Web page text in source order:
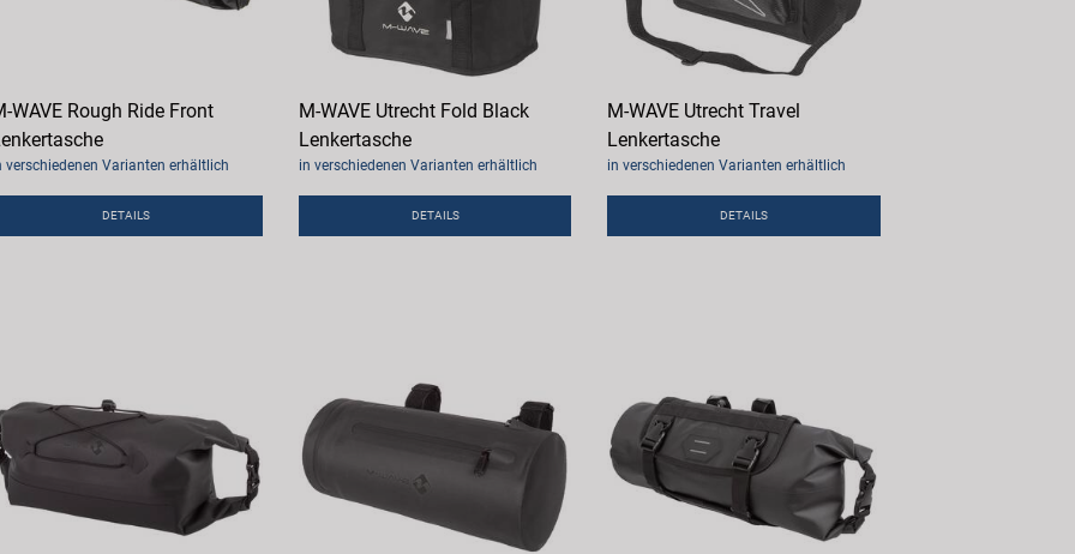
WAVE Rough Ride Front
verschiedenen Varianten erhältlich
DETAILS
M-WAVE Utrecht Fold Black
Lenkertasche
in verschiedenen Varianten erhältlich
DETAILS
M-WAVE Utrecht Travel
Lenkertasche
in verschiedenen Varianten erhältlich
DETAILS